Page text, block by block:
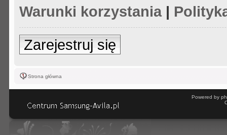
Warunki korzystania|
Zarejestruj się
Strona główna
Powered by